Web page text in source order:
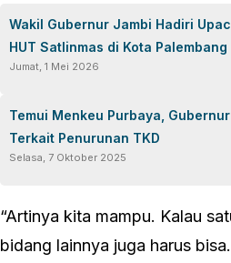
Wakil Gubernur Jambi Hadiri
HUT Satlinmas di Kota Palembang
Jumat, 1 Mei 2026
Temui Menkeu Purbaya,
Terkait Penurunan TKD
Selasa, 7 Oktober 2025
“Artinya kita mampu. Kalau
bidang lainnya juga harus